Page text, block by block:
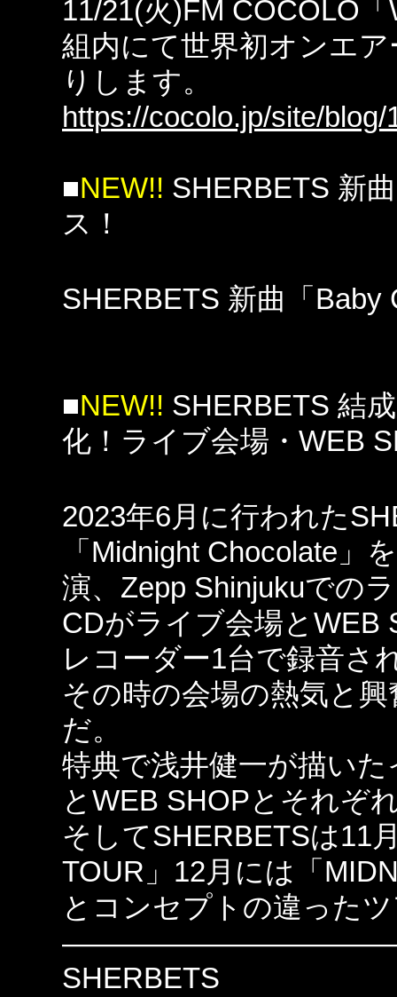
11/21(火)FM COCOLO
組内にて世界初オンエ
りします。
https://cocolo.jp/site/blog/
■NEW!! SHERBETS 新
ス！
SHERBETS 新曲「Baby
■NEW!! SHERBETS 結
化！ライブ会場・WEB
2023年6月に行われた
「Midnight Chocolate」
演、Zepp Shinjukuでの
CDがライブ会場とWEB
レコーダー1台で録音さ
その時の会場の熱気と
だ。
特典で浅井健一が描い
とWEB SHOPとそれぞ
そしてSHERBETSは11
TOUR」12月には「
とコンセプトの違った
SHERBETS